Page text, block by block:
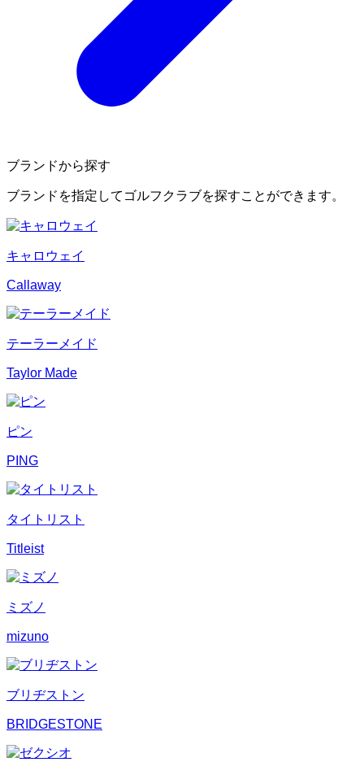
ブランドから探す
ブランドを指定してゴルフクラブを探すことができます。
キャロウェイ
Callaway
テーラーメイド
Taylor Made
ピン
PING
タイトリスト
Titleist
ミズノ
mizuno
ブリヂストン
BRIDGESTONE